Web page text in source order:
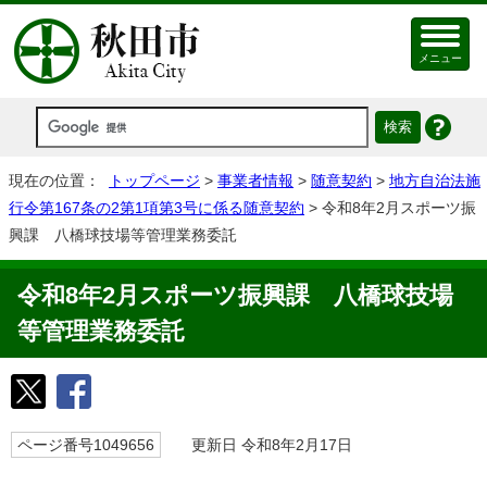
メニュー
現在の位置： トップページ > 事業者情報 > 随意契約 > 地方自治法施
行令第167条の2第1項第3号に係る随意契約 > 令和8年2月スポーツ振
興課 八橋球技場等管理業務委託
令和8年2月スポーツ振興課 八橋球技場
等管理業務委託
ページ番号1049656 更新日 令和8年2月17日